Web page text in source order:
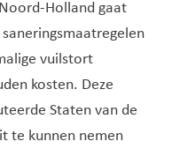
Holland gaat
vuilstort
kosten. Deze
Staten van de
te kunnen nemen